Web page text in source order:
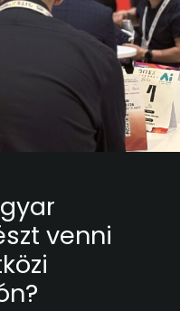
venni